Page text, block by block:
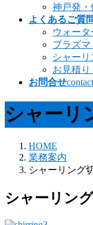
神戸発・
よくあるご質
ウォー
プラズ
シャー
お見積
お問合せcontact
シャーリ
HOME
業務案内
シャーリング
シャーリン